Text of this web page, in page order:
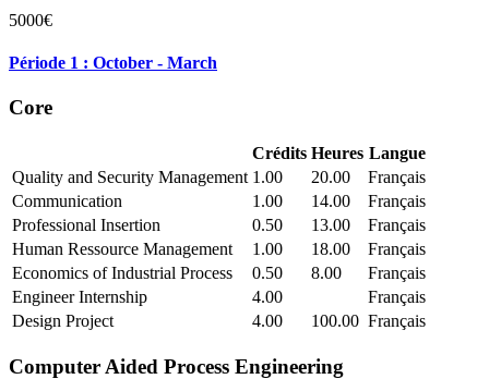
5000€
Période 1 : October - March
Core
Crédits Heures Langue
Quality and Security Management 1.00 20.00
Français
Communication
1.00 14.00
Français
Professional Insertion
0.50 13.00
Français
Human Ressource Management
1.00 18.00
Français
Economics of Industrial Process
0.50 8.00
Français
Engineer Internship
4.00
Français
Design Project
4.00 100.00 Français
Computer Aided Process Engineering